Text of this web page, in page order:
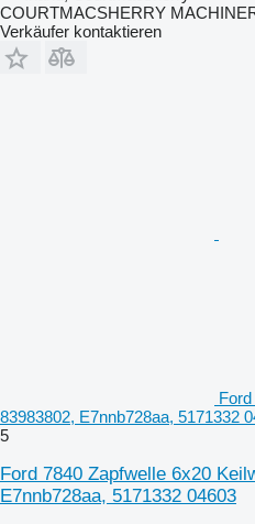
COURTMACSHERRY
Verkäufer kontaktieren
83983802, E7nnb728aa, 5171332
5
Ford 7840 Zapfwelle 6x20
E7nnb728aa, 5171332 04603